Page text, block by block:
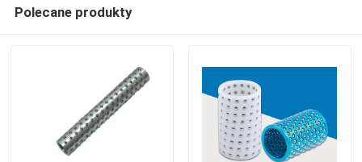
Polecane produkty